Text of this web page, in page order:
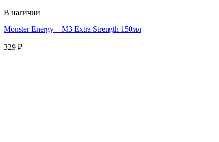
В наличии
Monster Energy – M3 Extra Strength 150мл
329 ₽